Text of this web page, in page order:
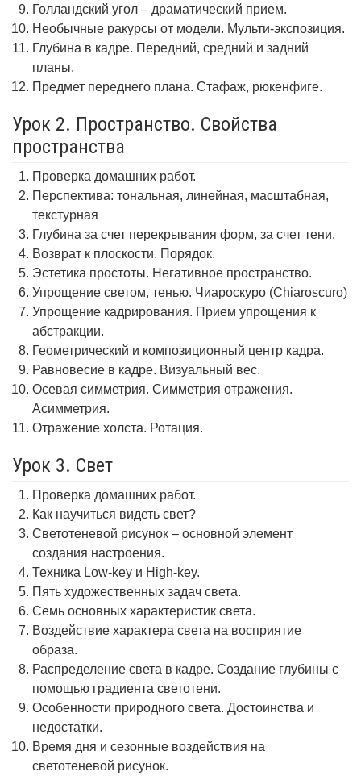
Голландский угол – драматический прием.
Необычные ракурсы от модели. Мульти-экспозиция.
Глубина в кадре. Передний, средний и задний
планы.
Предмет переднего плана. Стафаж, рюкенфиге.
Урок 2. Пространство. Свойства
пространства
Проверка домашних работ.
Перспектива: тональная, линейная, масштабная,
текстурная
Глубина за счет перекрывания форм, за счет тени.
Возврат к плоскости. Порядок.
Эстетика простоты. Негативное пространство.
Упрощение светом, тенью. Чиароскуро (Chiaroscuro)
Упрощение кадрирования. Прием упрощения к
абстракции.
Геометрический и композиционный центр кадра.
Равновесие в кадре. Визуальный вес.
Осевая симметрия. Симметрия отражения.
Асимметрия.
Отражение холста. Ротация.
Урок 3. Свет
Проверка домашних работ.
Как научиться видеть свет?
Светотеневой рисунок – основной элемент
создания настроения.
Техника Low-key и High-key.
Пять художественных задач света.
Семь основных характеристик света.
Воздействие характера света на восприятие
образа.
Распределение света в кадре. Создание глубины с
помощью градиента светотени.
Особенности природного света. Достоинства и
недостатки.
Время дня и сезонные воздействия на
светотеневой рисунок.